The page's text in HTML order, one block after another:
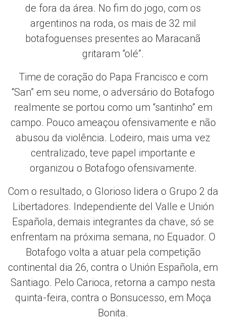
de fora da área. No fim do jogo, com os
argentinos na roda, os mais de 32 mil
botafoguenses presentes ao Maracanã
gritaram “olé”.
Time de coração do Papa Francisco e com
“San” em seu nome, o adversário do Botafogo
realmente se portou como um “santinho” em
campo. Pouco ameaçou ofensivamente e não
abusou da violência. Lodeiro, mais uma vez
centralizado, teve papel importante e
organizou o Botafogo ofensivamente.
Com o resultado, o Glorioso lidera o Grupo 2 da
Libertadores. Independiente del Valle e Unión
Española, demais integrantes da chave, só se
enfrentam na próxima semana, no Equador. O
Botafogo volta a atuar pela competição
continental dia 26, contra o Unión Española, em
Santiago. Pelo Carioca, retorna a campo nesta
quinta-feira, contra o Bonsucesso, em Moça
Bonita.